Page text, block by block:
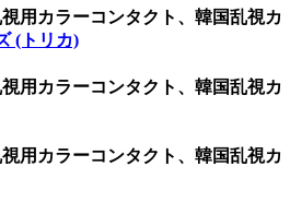
用カラーコンタクト、韓国乱視カ
(トリカ)
用カラーコンタクト、韓国乱視カ
用カラーコンタクト、韓国乱視カ